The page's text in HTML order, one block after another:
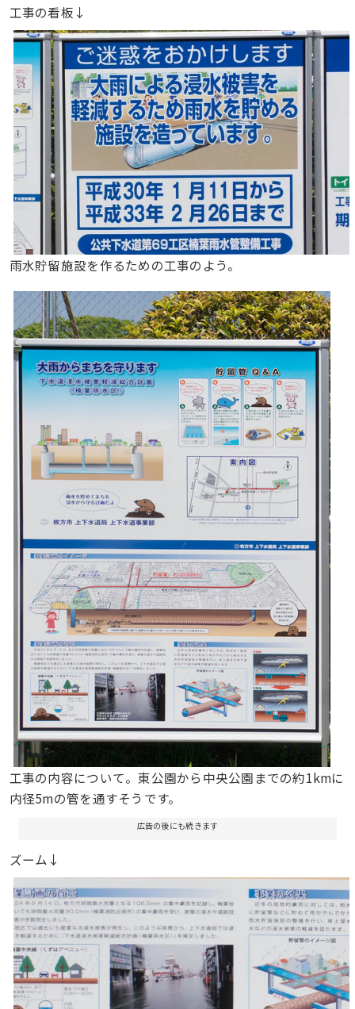
工事の看板↓
雨水貯留施設を作るための工事のよう。
工事の内容について。東公園から中央公園までの約1kmに
内径5mの管を通すそうです。
広告の後にも続きます
ズーム↓